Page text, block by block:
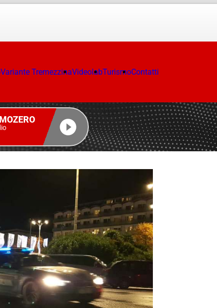
Variante TremezzinaVideolabTurismoContatti